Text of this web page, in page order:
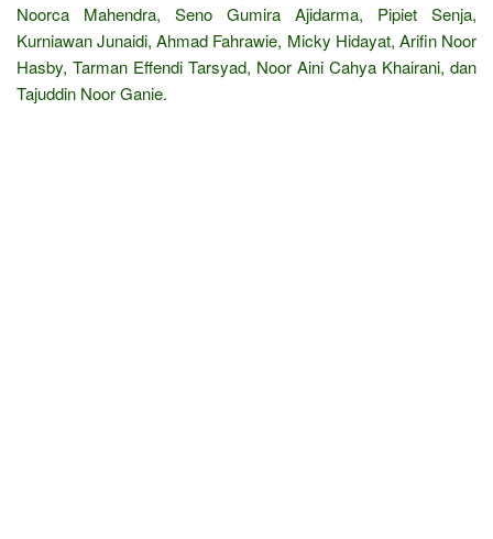
Noorca Mahendra, Seno Gumira Ajidarma, Pipiet Senja,
Kurniawan Junaidi, Ahmad Fahrawie, Micky Hidayat, Arifin Noor
Hasby, Tarman Effendi Tarsyad, Noor Aini Cahya Khairani, dan
Tajuddin Noor Ganie.